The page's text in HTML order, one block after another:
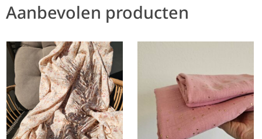
Aanbevolen producten